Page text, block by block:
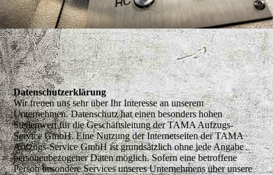
Datenschutzerklärung
Wir freuen uns sehr über Ihr Interesse an unserem
Unternehmen. Datenschutz hat einen besonders hohen
Stellenwert für die Geschäftsleitung der TAMA Aufzugs-
Service GmbH. Eine Nutzung der Internetseiten der TAMA
Aufzugs-Service GmbH ist grundsätzlich ohne jede Angabe
personenbezogener Daten möglich. Sofern eine betroffene
Person besondere Services unseres Unternehmens über unsere